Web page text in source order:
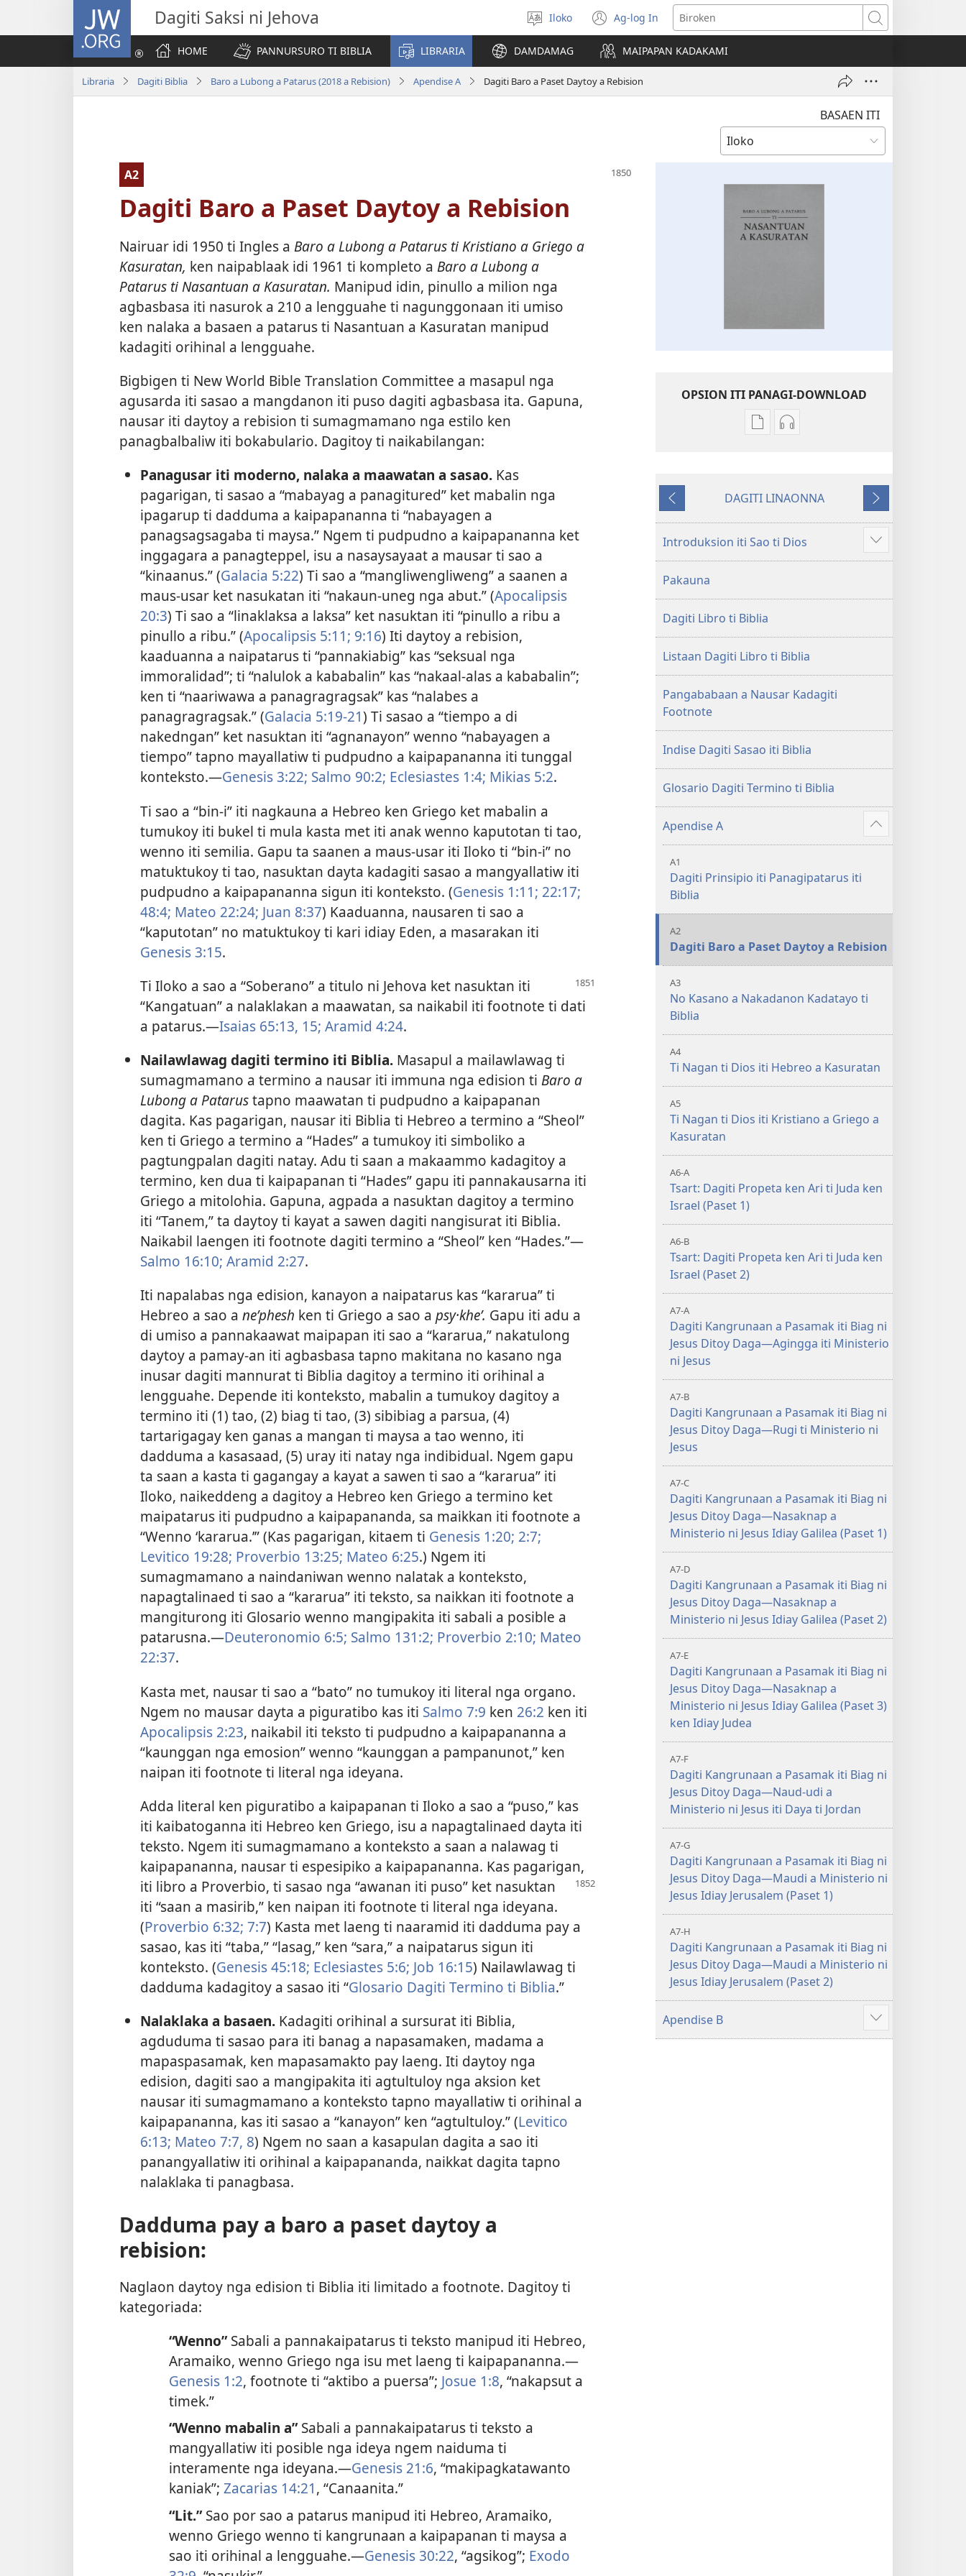
JW.ORG Dagiti Saksi ni Jehova
Agpili
iti
lengguahe
Iloko Ag-log In
(manglukat
iti
baro
a
window)
Biroken
HOME
PANNURSURO TI BIBLIA LIBRARIA DAMDAMAG MAIPAPAN KADAKAMI
Libraria Dagiti Biblia Baro a Lubong a Patarus (2018 a Rebision) Apendise A Dagiti Baro a Paset Daytoy a Rebision
BASAEN ITI
A2
Dagiti Baro a Paset Daytoy a Rebision
Nairuar idi 1950 ti Ingles a Baro a Lubong a Patarus ti Kristiano a Griego a
Kasuratan, ken naipablaak idi 1961 ti kompleto a Baro a Lubong a
Patarus ti Nasantuan a Kasuratan. Manipud idin, pinullo a milion nga
agbasbasa iti nasurok a 210 a lengguahe ti nagunggonaan iti umiso
ken nalaka a basaen a patarus ti Nasantuan a Kasuratan manipud
kadagiti orihinal a lengguahe.
Bigbigen ti New World Bible Translation Committee a masapul nga
agusarda iti sasao a mangdanon iti puso dagiti agbasbasa ita. Gapuna,
nausar iti daytoy a rebision ti sumagmamano nga estilo ken
panagbalbaliw iti bokabulario. Dagitoy ti naikabilangan:
Panagusar iti moderno, nalaka a maawatan a sasao.Kas
pagarigan, ti sasao a “mabayag a panagitured” ket mabalin nga
ipagarup ti dadduma a kaipapananna ti “nabayagen a
panagsagsagaba ti maysa.” Ngem ti pudpudno a kaipapananna ket
inggagara a panagteppel, isu a nasaysayaat a mausar ti sao a
“kinaanus.” (Galacia 5:22) Ti sao a “mangliwengliweng” a saanen a
maus-usar ket nasukatan iti “nakaun-uneg nga abut.” (Apocalipsis
20:3) Ti sao a “linaklaksa a laksa” ket nasuktan iti “pinullo a ribu a
pinullo a ribu.” (Apocalipsis 5:11; 9:16) Iti daytoy a rebision,
kaaduanna a naipatarus ti “pannakiabig” kas “seksual nga
immoralidad”; ti “nalulok a kababalin” kas “nakaal-alas a kababalin”;
ken ti “naariwawa a panagragragsak” kas “nalabes a
panagragragsak.” (Galacia 5:19-21) Ti sasao a “tiempo a di
nakedngan” ket nasuktan iti “agnanayon” wenno “nabayagen a
tiempo” tapno mayallatiw ti pudpudno a kaipapananna iti tunggal
konteksto.—Genesis 3:22; Salmo 90:2; Eclesiastes 1:4; Mikias 5:2.
Ti sao a “bin-i” iti nagkauna a Hebreo ken Griego ket mabalin a
tumukoy iti bukel ti mula kasta met iti anak wenno kaputotan ti tao,
wenno iti semilia. Gapu ta saanen a maus-usar iti Iloko ti “bin-i” no
matuktukoy ti tao, nasuktan dayta kadagiti sasao a mangyallatiw iti
pudpudno a kaipapananna sigun iti konteksto. (Genesis 1:11; 22:17;
48:4; Mateo 22:24; Juan 8:37) Kaaduanna, nausaren ti sao a
“kaputotan” no matuktukoy ti kari idiay Eden, a masarakan iti
Genesis 3:15.
Ti Iloko a sao a “Soberano” a titulo ni Jehova ket nasuktan iti
“Kangatuan” a nalaklakan a maawatan, sa naikabil iti footnote ti dati
a patarus.—Isaias 65:13, 15; Aramid 4:24.
Nailawlawag dagiti termino iti Biblia.Masapul a mailawlawag ti
sumagmamano a termino a nausar iti immuna nga edision ti Baro a
Lubong a Patarustapno maawatan ti pudpudno a kaipapanan
dagita. Kas pagarigan, nausar iti Biblia ti Hebreo a termino a “Sheol”
ken ti Griego a termino a “Hades” a tumukoy iti simboliko a
pagtungpalan dagiti natay. Adu ti saan a makaammo kadagitoy a
termino, ken dua ti kaipapanan ti “Hades” gapu iti pannakausarna iti
Griego a mitolohia. Gapuna, agpada a nasuktan dagitoy a termino
iti “Tanem,” ta daytoy ti kayat a sawen dagiti nangisurat iti Biblia.
Naikabil laengen iti footnote dagiti termino a “Sheol” ken “Hades.”—
Salmo 16:10; Aramid 2:27.
Iti napalabas nga edision, kanayon a naipatarus kas “kararua” ti
Hebreo a sao a neʹphesh ken ti Griego a sao a psy·kheʹ. Gapu iti adu a
di umiso a pannakaawat maipapan iti sao a “kararua,” nakatulong
daytoy a pamay-an iti agbasbasa tapno makitana no kasano nga
inusar dagiti mannurat ti Biblia dagitoy a termino iti orihinal a
lengguahe. Depende iti konteksto, mabalin a tumukoy dagitoy a
termino iti (1) tao, (2) biag ti tao, (3) sibibiag a parsua, (4)
tartarigagay ken ganas a mangan ti maysa a tao wenno, iti
dadduma a kasasaad, (5) uray iti natay nga indibidual. Ngem gapu
ta saan a kasta ti gagangay a kayat a sawen ti sao a “kararua” iti
Iloko, naikeddeng a dagitoy a Hebreo ken Griego a termino ket
maipatarus iti pudpudno a kaipapananda, sa maikkan iti footnote a
“Wenno ‘kararua.’” (Kas pagarigan, kitaem ti Genesis 1:20; 2:7;
Levitico 19:28; Proverbio 13:25; Mateo 6:25.) Ngem iti
sumagmamano a naindaniwan wenno nalatak a konteksto,
napagtalinaed ti sao a “kararua” iti teksto, sa naikkan iti footnote a
mangiturong iti Glosario wenno mangipakita iti sabali a posible a
patarusna.—Deuteronomio 6:5; Salmo 131:2; Proverbio 2:10; Mateo
22:37.
Kasta met, nausar ti sao a “bato” no tumukoy iti literal nga organo.
Ngem no mausar dayta a piguratibo kas iti Salmo 7:9 ken 26:2 ken iti
Apocalipsis 2:23, naikabil iti teksto ti pudpudno a kaipapananna a
“kaunggan nga emosion” wenno “kaunggan a pampanunot,” ken
naipan iti footnote ti literal nga ideyana.
Adda literal ken piguratibo a kaipapanan ti Iloko a sao a “puso,” kas
iti kaibatoganna iti Hebreo ken Griego, isu a napagtalinaed dayta iti
teksto. Ngem iti sumagmamano a konteksto a saan a nalawag ti
kaipapananna, nausar ti espesipiko a kaipapananna. Kas pagarigan,
iti libro a Proverbio, ti sasao nga “awanan iti puso” ket nasuktan
iti “saan a masirib,” ken naipan iti footnote ti literal nga ideyana.
(Proverbio 6:32; 7:7) Kasta met laeng ti naaramid iti dadduma pay a
sasao, kas iti “taba,” “lasag,” ken “sara,” a naipatarus sigun iti
konteksto. (Genesis 45:18; Eclesiastes 5:6; Job 16:15) Nailawlawag ti
dadduma kadagitoy a sasao iti “Glosario Dagiti Termino ti Biblia.”
Nalaklaka a basaen.Kadagiti orihinal a sursurat iti Biblia,
agduduma ti sasao para iti banag a napasamaken, madama a
mapaspasamak, ken mapasamakto pay laeng. Iti daytoy nga
edision, dagiti sao a mangipakita iti agtultuloy nga aksion ket
nausar iti sumagmamano a konteksto tapno mayallatiw ti orihinal a
kaipapananna, kas iti sasao a “kanayon” ken “agtultuloy.” (Levitico
6:13; Mateo 7:7, 8) Ngem no saan a kasapulan dagita a sao iti
panangyallatiw iti orihinal a kaipapananda, naikkat dagita tapno
nalaklaka ti panagbasa.
Dadduma pay a baro a paset daytoy a
rebision:
Naglaon daytoy nga edision ti Biblia iti limitado a footnote. Dagitoy ti
kategoriada:
“Wenno”Sabali a pannakaipatarus ti teksto manipud iti Hebreo,
Aramaiko, wenno Griego nga isu met laeng ti kaipapananna.—
Genesis 1:2, footnote ti “aktibo a puersa”; Josue 1:8, “nakapsut a
timek.”
“Wenno mabalin a”Sabali a pannakaipatarus ti teksto a
mangyallatiw iti posible nga ideya ngem naiduma ti
interamente nga ideyana.—Genesis 21:6, “makipagkatawanto
kaniak”; Zacarias 14:21, “Canaanita.”
“Lit.”Sao por sao a patarus manipud iti Hebreo, Aramaiko,
wenno Griego wenno ti kangrunaan a kaipapanan ti maysa a
sao iti orihinal a lengguahe.—Genesis 30:22, “agsikog”; Exodo
OPSION ITI PANAGI-DOWNLOAD
Dagiti
download
publikasion
Baro
a
Patarus
ti
Nasantuan
a
Kasuratan
Dagiti
download
audio
recording
Lubong
Patarus
ti
Nasantuan
a
Kasuratan
Napalabas
DAGITI LINAONNA
Sumaruno
Introduksion iti Sao ti Dios
Ipakita
ti
adu
Pakauna
Dagiti Libro ti Biblia
Listaan Dagiti Libro ti Biblia
Pangababaan a Nausar Kadagiti
Footnote
Indise Dagiti Sasao iti Biblia
Glosario Dagiti Termino ti Biblia
Apendise A
Ipakita
ti
A1
Dagiti Prinsipio iti Panagipatarus iti
Biblia
A2
Dagiti Baro a Paset Daytoy a Rebision
A3
No Kasano a Nakadanon Kadatayo ti
Biblia
A4
Ti Nagan ti Dios iti Hebreo a Kasuratan
A5
Ti Nagan ti Dios iti Kristiano a Griego a
Kasuratan
A6-A
Tsart: Dagiti Propeta ken Ari ti Juda ken
Israel (Paset 1)
A6-B
Tsart: Dagiti Propeta ken Ari ti Juda ken
Israel (Paset 2)
A7-A
Dagiti Kangrunaan a Pasamak iti Biag ni
Jesus Ditoy Daga—Agingga iti Ministerio
ni Jesus
A7-B
Dagiti Kangrunaan a Pasamak iti Biag ni
Jesus Ditoy Daga—Rugi ti Ministerio ni
Jesus
A7-C
Dagiti Kangrunaan a Pasamak iti Biag ni
Jesus Ditoy Daga—Nasaknap a
Ministerio ni Jesus Idiay Galilea (Paset 1)
A7-D
Dagiti Kangrunaan a Pasamak iti Biag ni
Jesus Ditoy Daga—Nasaknap a
Ministerio ni Jesus Idiay Galilea (Paset 2)
A7-E
Dagiti Kangrunaan a Pasamak iti Biag ni
Jesus Ditoy Daga—Nasaknap a
Ministerio ni Jesus Idiay Galilea (Paset 3)
ken Idiay Judea
A7-F
Dagiti Kangrunaan a Pasamak iti Biag ni
Jesus Ditoy Daga—Naud-udi a
Ministerio ni Jesus iti Daya ti Jordan
A7-G
Dagiti Kangrunaan a Pasamak iti Biag ni
Jesus Ditoy Daga—Maudi a Ministerio ni
Jesus Idiay Jerusalem (Paset 1)
A7-H
Dagiti Kangrunaan a Pasamak iti Biag ni
Jesus Ditoy Daga—Maudi a Ministerio ni
Jesus Idiay Jerusalem (Paset 2)
Apendise B
Ipakita
ti